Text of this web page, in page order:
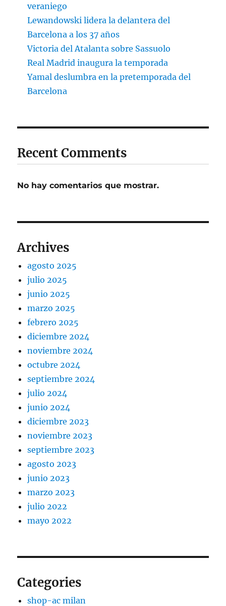
veraniego
Lewandowski lidera la delantera del
Barcelona a los 37 años
Victoria del Atalanta sobre Sassuolo
Real Madrid inaugura la temporada
Yamal deslumbra en la pretemporada del
Barcelona
Recent Comments
No hay comentarios que mostrar.
Archives
agosto 2025
julio 2025
junio 2025
marzo 2025
febrero 2025
diciembre 2024
noviembre 2024
octubre 2024
septiembre 2024
julio 2024
junio 2024
diciembre 2023
noviembre 2023
septiembre 2023
agosto 2023
junio 2023
marzo 2023
julio 2022
mayo 2022
Categories
shop-ac milan